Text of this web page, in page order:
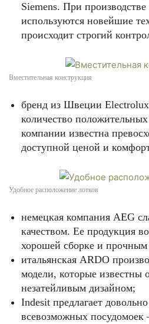
Siemens. При
используются новейшие
происходит строгий
Вместительная конструкция
бренд из Швеции
количество
компании известна
доступной ценой и
Удобное расположение лотков
немецкая компания AEG
качеством. Ее продукция
хорошей сборке и прочным
итальянская ARDO
модели, которые известны
незатейливым дизайном;
Indesit предлагает
всевозможных посудомоек